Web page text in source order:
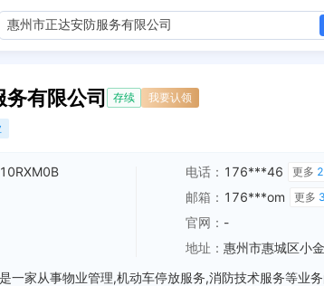
有限公司 存续 我要认领
电话： 176***46 更多 2
邮箱： 176***om 更多 3
官网： -
地址： 惠州市惠城区小